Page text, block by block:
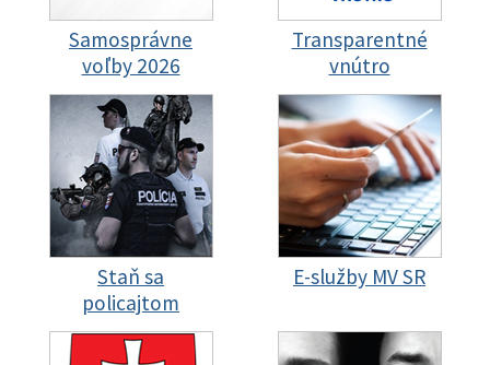
Samosprávne
voľby 2026
Transparentné
vnútro
Staň sa
policajtom
E-služby MV SR